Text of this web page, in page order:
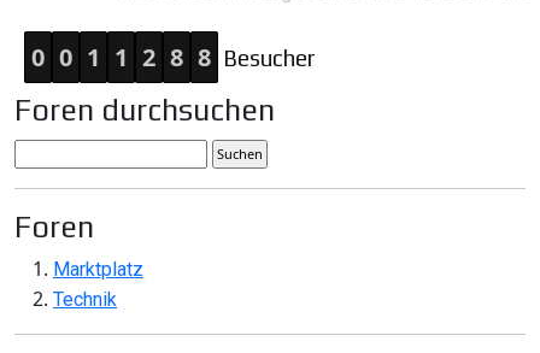
0 0 1 1 2 8 8 Besucher
Foren durchsuchen
Foren
Marktplatz
Technik